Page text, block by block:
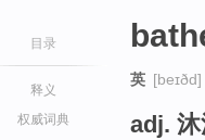
目录
释义
权威词典
英 [beɪðd]
adj.